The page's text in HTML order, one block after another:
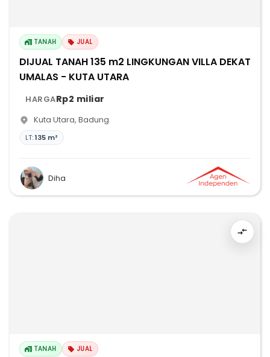
TANAH JUAL
DIJUAL TANAH 135 m2 LINGKUNGAN VILLA DEKAT
UMALAS - KUTA UTARA
HARGARp2 miliar
Kuta Utara, Badung
LT:135 m²
Diha
TANAH JUAL